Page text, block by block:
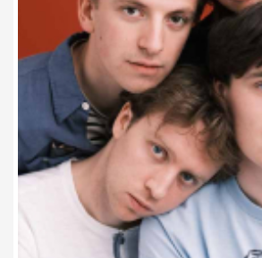
d’un ou deux chœurs supplémentaires, ils
donner vie aux chansons de Tolman sans
trop.
Tout au long de « Stray », Tolman continue
country et folk, rock et soul dans ce recueil
originaux, dont le single « Streets Of Denim
Steve Wynn (Dream Syndicate, Baseball
également des morceaux inattendus du
Arthur Alexander et de K.D. Lang.
Tolman a déjà écrit, enregistré et sorti huit
chacun présentant une version un peu plus
plus sage du même auteur-compositeur,
la phrase parfaite.
Russ Tolman continue de composer pour